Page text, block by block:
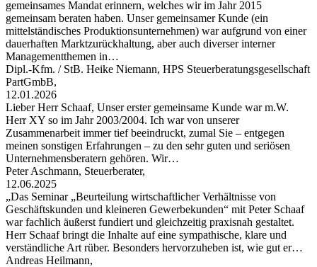
gemeinsames Mandat erinnern, welches wir im Jahr 2015
gemeinsam beraten haben. Unser gemeinsamer Kunde (ein
mittelständisches Produktionsunternehmen) war aufgrund von einer
dauerhaften Marktzurückhaltung, aber auch diverser interner
Managementthemen in…
Dipl.-Kfm. / StB. Heike Niemann, HPS Steuerberatungsgesellschaft
PartGmbB,
12.01.2026
Lieber Herr Schaaf, Unser erster gemeinsame Kunde war m.W.
Herr XY so im Jahr 2003/2004. Ich war von unserer
Zusammenarbeit immer tief beeindruckt, zumal Sie – entgegen
meinen sonstigen Erfahrungen – zu den sehr guten und seriösen
Unternehmensberatern gehören. Wir…
Peter Aschmann, Steuerberater,
12.06.2025
„Das Seminar „Beurteilung wirtschaftlicher Verhältnisse von
Geschäftskunden und kleineren Gewerbekunden“ mit Peter Schaaf
war fachlich äußerst fundiert und gleichzeitig praxisnah gestaltet.
Herr Schaaf bringt die Inhalte auf eine sympathische, klare und
verständliche Art rüber. Besonders hervorzuheben ist, wie gut er…
Andreas Heilmann,